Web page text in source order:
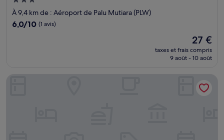
3.0 étoiles
À 9,4 km de : Aéroport de Palu Mutiara (PLW)
6.0
6,0/10 (1 avis)
Le
nouveau
prix
de
27 €
27 €
taxes et frais compris
9 août - 10 août